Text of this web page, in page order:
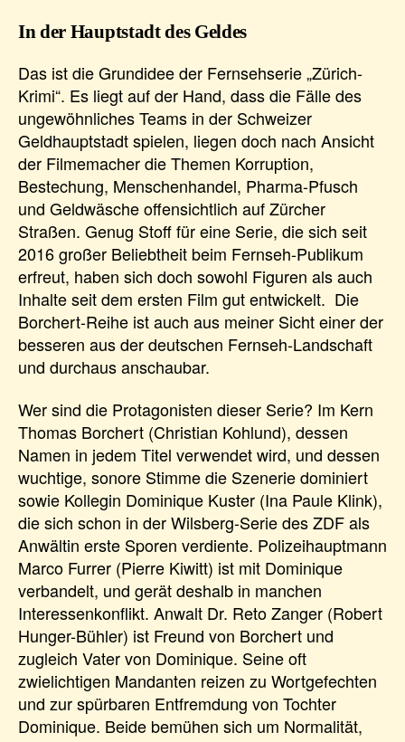
In der Hauptstadt des Geldes
Das ist die Grundidee der Fernsehserie „Zürich-
Krimi“. Es liegt auf der Hand, dass die Fälle des
ungewöhnliches Teams in der Schweizer
Geldhauptstadt spielen, liegen doch nach Ansicht
der Filmemacher die Themen Korruption,
Bestechung, Menschenhandel, Pharma-Pfusch
und Geldwäsche offensichtlich auf Zürcher
Straßen. Genug Stoff für eine Serie, die sich seit
2016 großer Beliebtheit beim Fernseh-Publikum
erfreut, haben sich doch sowohl Figuren als auch
Inhalte seit dem ersten Film gut entwickelt. Die
Borchert-Reihe ist auch aus meiner Sicht einer der
besseren aus der deutschen Fernseh-Landschaft
und durchaus anschaubar.
Wer sind die Protagonisten dieser Serie? Im Kern
Thomas Borchert (Christian Kohlund), dessen
Namen in jedem Titel verwendet wird, und dessen
wuchtige, sonore Stimme die Szenerie dominiert
sowie Kollegin Dominique Kuster (Ina Paule Klink),
die sich schon in der Wilsberg-Serie des ZDF als
Anwältin erste Sporen verdiente. Polizeihauptmann
Marco Furrer (Pierre Kiwitt) ist mit Dominique
verbandelt, und gerät deshalb in manchen
Interessenkonflikt. Anwalt Dr. Reto Zanger (Robert
Hunger-Bühler) ist Freund von Borchert und
zugleich Vater von Dominique. Seine oft
zwielichtigen Mandanten reizen zu Wortgefechten
und zur spürbaren Entfremdung von Tochter
Dominique. Beide bemühen sich um Normalität,